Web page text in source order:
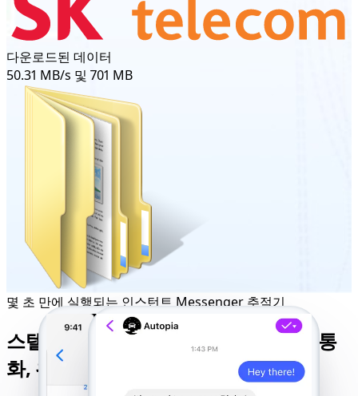
다운로드된 데이터
50.31 MB/s 및 701 MB
몇 초 만에 실행되는 인스턴트 Messenger 추적기
스텔스 FB Messenger 추적기: 채팅, 통
화, 위치 정보에 보이지 않게 접근